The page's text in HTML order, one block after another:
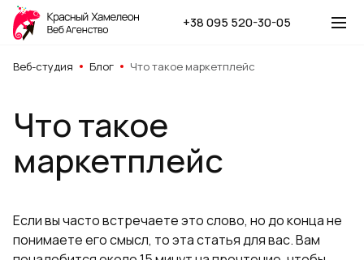
+38 095 520-30-05
Веб-студия Блог Что такое маркетплейс
Что такое
маркетплейс
Если вы часто встречаете это слово, но до конца не
понимаете его смысл, то эта статья для вас. Вам